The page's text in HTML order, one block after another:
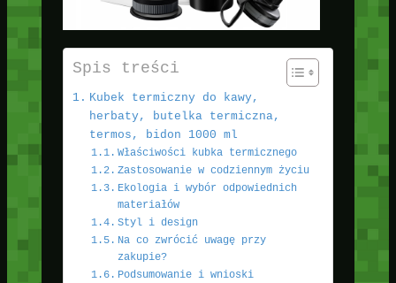
Spis treści
Kubek termiczny do kawy,
herbaty, butelka termiczna,
termos, bidon 1000 ml
Właściwości kubka termicznego
Zastosowanie w codziennym życiu
Ekologia i wybór odpowiednich
materiałów
Styl i design
Na co zwrócić uwagę przy
zakupie?
Podsumowanie i wnioski